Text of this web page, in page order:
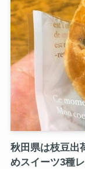
秋田県は枝豆出
めスイーツ3種